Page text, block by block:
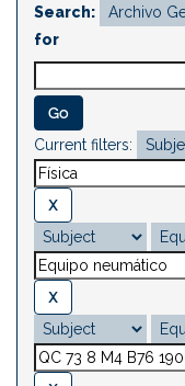
Search:
for
Current filters: